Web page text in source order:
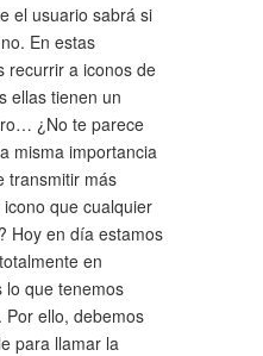
el usuario sabrá si
En estas
recurrir a iconos de
ellas tienen un
¿No te parece
misma importancia
transmitir más
que cualquier
Hoy en día estamos
en
lo que tenemos
ello, debemos
para llamar la